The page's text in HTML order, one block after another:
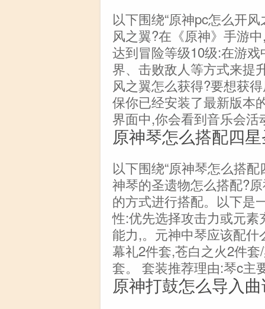
以下围绕“原神pc怎么开
风之翼?在《原神》手游
达到冒险等级10级:在游
界、击败敌人等方式来提
风之翼怎么获得?要想获
保你已经安装了最新版本
界面中,你会看到音乐会活
原神琴怎么搭配四
以下围绕“原神琴怎么搭
神琴的圣遗物怎么搭配?
的方式进行搭配。以下是
性:优先选择攻击力或元
能力,。元神中琴应该配
幕礼2件套,苍白之火2件
套。 套装推荐理由:琴c主
原神打鼓怎么导入